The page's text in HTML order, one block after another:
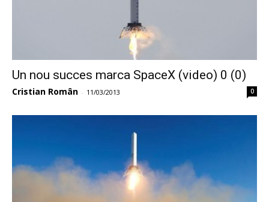
Un nou succes marca SpaceX (video) 0 (0)
Cristian Român - 11/03/2013 0